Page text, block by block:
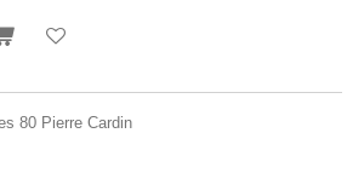
80 Pierre Cardin